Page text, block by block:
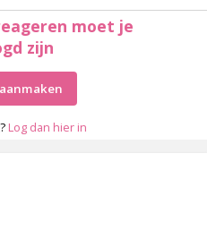
moet je
zijn
Log dan hier in